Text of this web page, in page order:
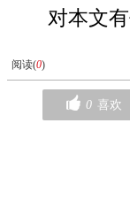
对本文有
阅读(0)
0 喜欢